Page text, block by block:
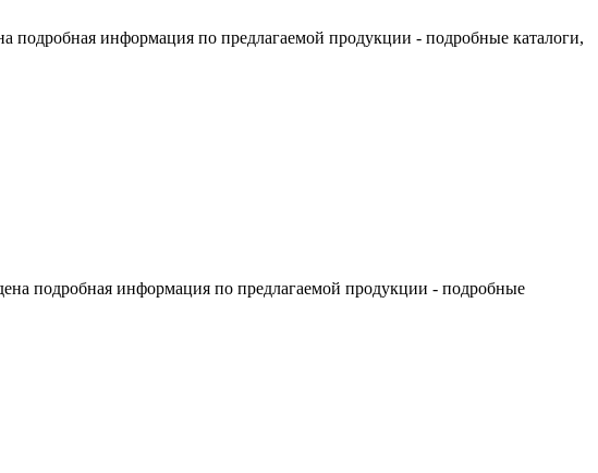
информация по предлагаемой продукции - подробные каталоги,
подробная информация по предлагаемой продукции - подробные